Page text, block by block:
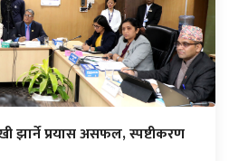
झार्ने प्रयास असफल, स्पष्टीकरण